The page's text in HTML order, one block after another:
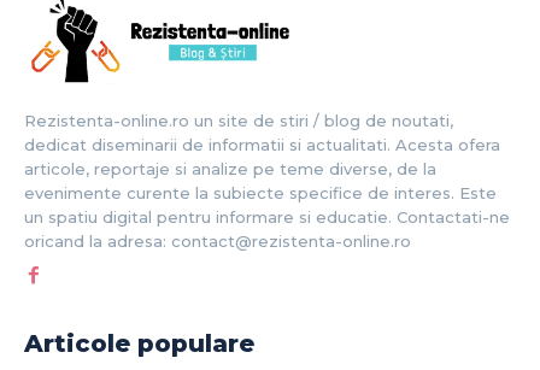
Rezistenta-online.ro un site de stiri / blog de noutati,
dedicat diseminarii de informatii si actualitati. Acesta ofera
articole, reportaje si analize pe teme diverse, de la
evenimente curente la subiecte specifice de interes. Este
un spatiu digital pentru informare si educatie. Contactati-ne
oricand la adresa: contact@rezistenta-online.ro
Articole populare